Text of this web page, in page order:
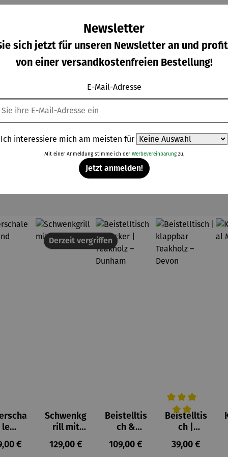
€
Regulärer Preis:
mit
Schallplat
Regulärer Preis:
114,00 €
Aliano
Regulärer Preis:
119,00 €
Hocker
Regulärer
349,00 €
von 4 von 5 Sternen
le
Preis:
€
Derzeit vergriffen
Schwenkg
rill mit
Grillrost
Regulärer Preis:
129,00 €
Beistelltis
ch &
Hocker |
Teakholz –
Regulärer Preis:
109,00 €
Beistelltis
ch |
klappbar
Teakholz –
Regulärer
39,00 €
Newsletter
sich jetzt für unseren Newsletter an und
von einer versandkostenfreien Bestellung!
E-Mail-Adresse
Ich interessiere mich am meisten für
Mit einer Anmeldung stimme ich der Werbevereinbarungzu.
Jetzt anmelden!